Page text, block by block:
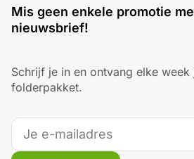
Mis geen enkele promotie
nieuwsbrief!
Schrijf je in en ontvang elke
folderpakket.